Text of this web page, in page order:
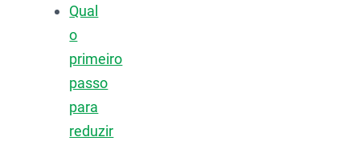
Qual
o
primeiro
passo
para
reduzir